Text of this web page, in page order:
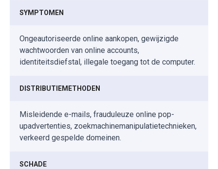
SYMPTOMEN
Ongeautoriseerde online aankopen, gewijzigde
wachtwoorden van online accounts,
identiteitsdiefstal, illegale toegang tot de computer.
DISTRIBUTIEMETHODEN
Misleidende e-mails, frauduleuze online pop-
upadvertenties, zoekmachinemanipulatietechnieken,
verkeerd gespelde domeinen.
SCHADE